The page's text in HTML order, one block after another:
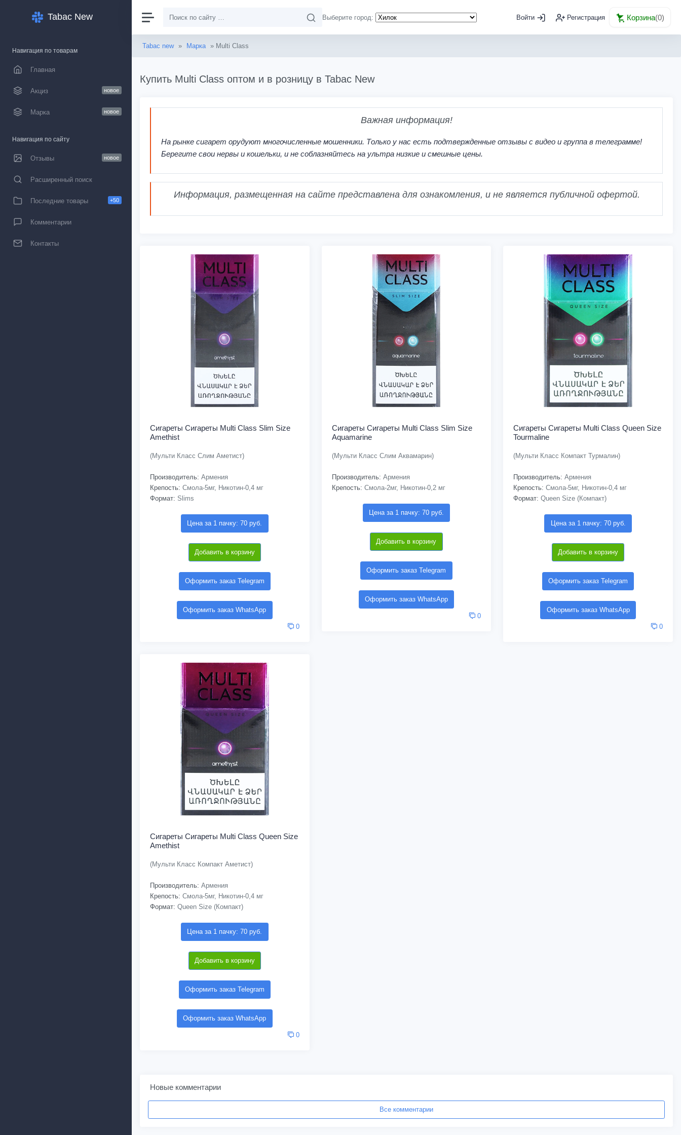
Tabac New
Навигация по товарам
Главная
Акциз новое
Марка новое
Навигация по сайту
Отзывы новое
Расширенный поиск
Последние товары +50
Комментарии
Контакты
Выберите город: Войти Регистрация Корзина(0)
Tabac new » Марка » Multi Class
Купить Multi Class оптом и в розницу в Tabac New
Важная информация!
На рынке сигарет орудуют многочисленные мошенники. Только у нас есть подтвержденные отзывы с видео и группа в телеграмме!
Берегите свои нервы и кошельки, и не соблазняйтесь на ультра низкие и смешные цены.
Информация, размещенная на сайте представлена для ознакомления, и не является публичной офертой.
Сигареты Cигареты Multi Class Slim Size
Amethist
(Мульти Класс Слим Аметист)
Производитель: Армения
Крепость: Смола-5мг, Никотин-0,4 мг
Формат: Slims
Цена за 1 пачку: 70 руб.
Добавить в корзину
Оформить заказ Telegram
Оформить заказ WhatsApp
0
Сигареты Cигареты Multi Class Slim Size
Aquamarine
(Мульти Класс Слим Аквамарин)
Производитель: Армения
Крепость: Смола-2мг, Никотин-0,2 мг
Цена за 1 пачку: 70 руб.
Добавить в корзину
Оформить заказ Telegram
Оформить заказ WhatsApp
0
Сигареты Cигареты Multi Class Queen Size
Tourmaline
(Мульти Класс Компакт Турмалин)
Производитель: Армения
Крепость: Смола-5мг, Никотин-0,4 мг
Формат: Queen Size (Компакт)
Цена за 1 пачку: 70 руб.
Добавить в корзину
Оформить заказ Telegram
Оформить заказ WhatsApp
0
Сигареты Cигареты Multi Class Queen Size
Amethist
(Мульти Класс Компакт Аметист)
Производитель: Армения
Крепость: Смола-5мг, Никотин-0,4 мг
Формат: Queen Size (Компакт)
Цена за 1 пачку: 70 руб.
Добавить в корзину
Оформить заказ Telegram
Оформить заказ WhatsApp
0
Новые комментарии
Все комментарии